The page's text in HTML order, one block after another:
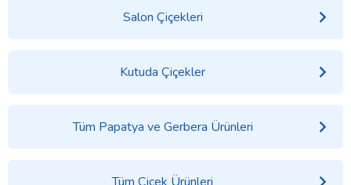
Salon Çiçekleri
Kutuda Çiçekler
Tüm Papatya ve Gerbera Ürünleri